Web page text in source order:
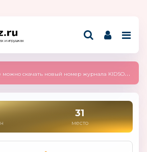
и игрушках
скачать новый номер журнала KIDSOBOZ 2025 (сентябрь)
31
место